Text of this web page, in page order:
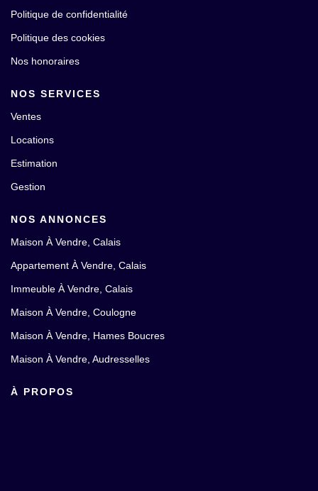
Politique de confidentialité
Politique des cookies
Nos honoraires
NOS SERVICES
Ventes
Locations
Estimation
Gestion
NOS ANNONCES
Maison À Vendre, Calais
Appartement À Vendre, Calais
Immeuble À Vendre, Calais
Maison À Vendre, Coulogne
Maison À Vendre, Hames Boucres
Maison À Vendre, Audresselles
À PROPOS